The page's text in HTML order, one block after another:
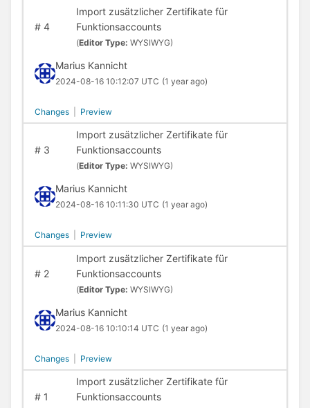
#4
Import zusätzlicher Zertifikate für
Funktionsaccounts
(Editor Type: WYSIWYG)
Marius Kannicht
2024-08-16 10:12:07 UTC (1 year ago)
Changes Preview
#3
Import zusätzlicher Zertifikate für
Funktionsaccounts
(Editor Type: WYSIWYG)
Marius Kannicht
2024-08-16 10:11:30 UTC (1 year ago)
Changes Preview
#2
Import zusätzlicher Zertifikate für
Funktionsaccounts
(Editor Type: WYSIWYG)
Marius Kannicht
2024-08-16 10:10:14 UTC (1 year ago)
Changes Preview
#1
Import zusätzlicher Zertifikate für
Funktionsaccounts